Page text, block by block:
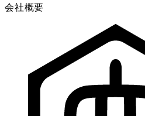
会社概要